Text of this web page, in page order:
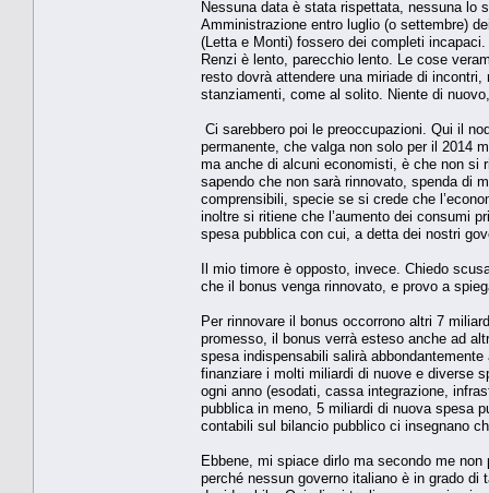
Nessuna data è stata rispettata, nessuna lo
Amministrazione entro luglio (o settembre)
(Letta e Monti) fossero dei completi
Renzi è lento, parecchio lento. Le cose
resto dovrà attendere una miriade di
stanziamenti, come al solito. Niente di
Ci sarebbero poi le preoccupazioni. Qui il
permanente, che valga non solo per il 2014
ma anche di alcuni economisti, è che non si
sapendo che non sarà rinnovato, spenda di
comprensibili, specie se si crede che
inoltre si ritiene che l’aumento dei consumi
spesa pubblica con cui, a detta dei nostri
Il mio timore è opposto, invece. Chiedo
che il bonus venga rinnovato, e provo a
Per rinnovare il bonus occorrono altri 7
promesso, il bonus verrà esteso anche ad
spesa indispensabili salirà
finanziare i molti miliardi di nuove e diverse
ogni anno (esodati, cassa integrazione,
pubblica in meno, 5 miliardi di nuova spesa
contabili sul bilancio pubblico ci insegnano
Ebbene, mi spiace dirlo ma secondo me
perché nessun governo italiano è in grado